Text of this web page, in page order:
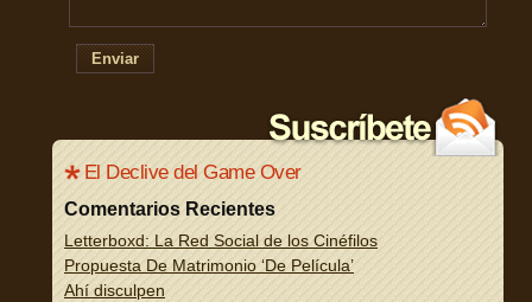
Enviar
El Declive del Game Over
Comentarios Recientes
Letterboxd: La Red Social de los Cinéfilos
Propuesta De Matrimonio ‘De Película’
Ahí disculpen